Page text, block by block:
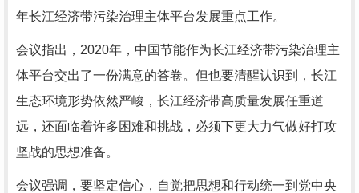
年长江经济带污染治理主体平台发展重点工作。
会议指出，2020年，中国节能作为长江经济带污染治理主
体平台交出了一份满意的答卷。但也要清醒认识到，长江
生态环境形势依然严峻，长江经济带高质量发展任重道
远，还面临着许多困难和挑战，必须下更大力气做好打攻
坚战的思想准备。
会议强调，要坚定信心，自觉把思想和行动统一到党中央